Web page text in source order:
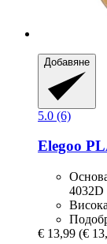
Добавяне
5.0 (6)
Elegoo
4032D
€ 13,99 (€